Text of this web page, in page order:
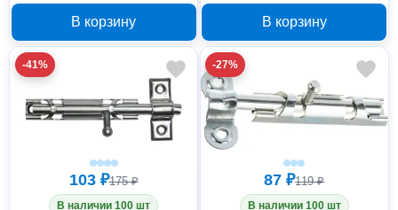
37751-50
В корзину
37751-40
В корзину
-41%
103 ₽175 ₽
В наличии 100 шт
-27%
87 ₽119 ₽
В наличии 100 шт